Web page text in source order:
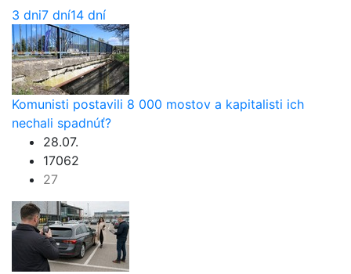
3 dni7 dní14 dní
Komunisti postavili 8 000 mostov a kapitalisti ich
nechali spadnúť?
28.07.
17062
27